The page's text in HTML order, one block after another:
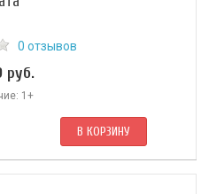
0 отзывов
руб.
1+
В КОРЗИНУ
«Черепаха», ее поддерживают